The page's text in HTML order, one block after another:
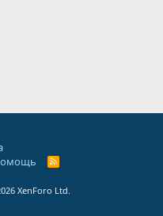
R
XenForo Ltd.